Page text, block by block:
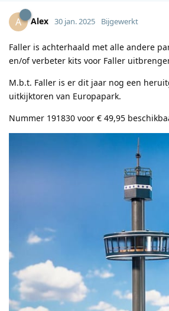
A Alex 30 jan. 2025 Bijgewerkt
Faller is achterhaald met alle andere
en/of verbeter kits voor Faller
M.b.t. Faller is er dit jaar nog een
uitkijktoren van Europapark.
Nummer 191830 voor € 49,95